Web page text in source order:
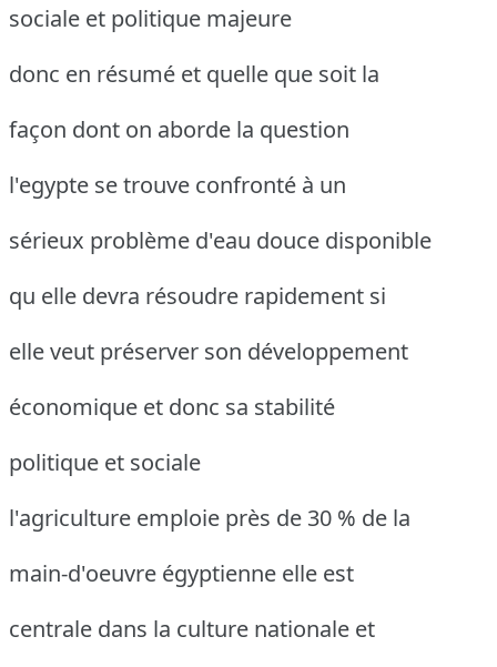
sociale et politique majeure
donc en résumé et quelle que soit la
façon dont on aborde la question
l'egypte se trouve confronté à un
sérieux problème d'eau douce disponible
qu elle devra résoudre rapidement si
elle veut préserver son développement
économique et donc sa stabilité
politique et sociale
l'agriculture emploie près de 30 % de la
main-d'oeuvre égyptienne elle est
centrale dans la culture nationale et